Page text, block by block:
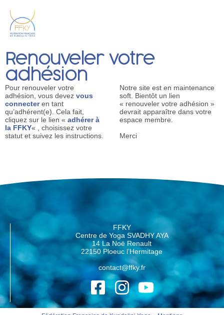
Renouveler votre
adhésion
Pour renouveler votre
adhésion, vous devez vous
connecteren tant
qu’adhérent(e). Cela fait,
cliquez sur le lien « adhérer à
la FFKY« , choisissez votre
statut et suivez les instructions.
Notre site est en maintenance
soft. Bientôt un lien
« renouveler votre adhésion »
devrait apparaître dans votre
espace membre.
Merci
FFKY
Centre de Yoga SVADHY AYA
14 La Noë Renault
22150 Ploeuc l’Hermitage
contact@ffky.fr